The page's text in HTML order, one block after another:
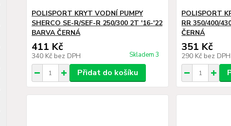
POLISPORT KRYT VODNÍ PUMPY
SHERCO SE-R/SEF-R 250/300 2T '16-'22
BARVA ČERNÁ
411 Kč
340 Kč bez DPH Skladem 3
Přidat do košíku
POLISPORT
RR 350/400/
ČERNÁ
351 Kč
290 Kč bez DPH